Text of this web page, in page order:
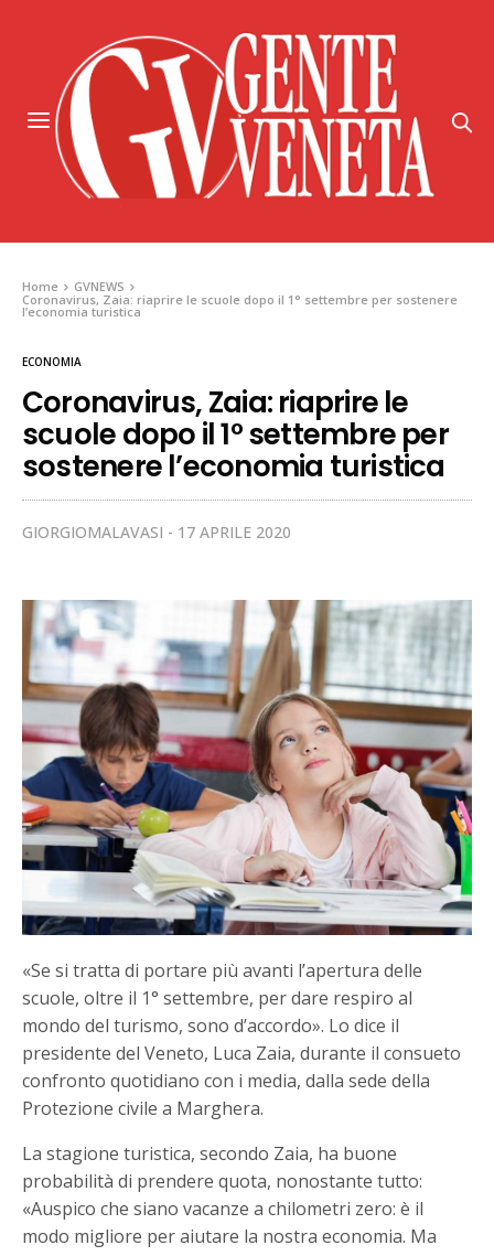
Home
GVNEWS
Coronavirus, Zaia: riaprire le scuole dopo il 1° settembre per sostenere
l’economia turistica
ECONOMIA
Coronavirus, Zaia: riaprire le
scuole dopo il 1° settembre per
sostenere l’economia turistica
GIORGIOMALAVASI 17 APRILE 2020
«Se si tratta di portare più avanti l’apertura delle
scuole, oltre il 1° settembre, per dare respiro al
mondo del turismo, sono d’accordo». Lo dice il
presidente del Veneto, Luca Zaia, durante il consueto
confronto quotidiano con i media, dalla sede della
Protezione civile a Marghera.
La stagione turistica, secondo Zaia, ha buone
probabilità di prendere quota, nonostante tutto:
«Auspico che siano vacanze a chilometri zero: è il
modo migliore per aiutare la nostra economia. Ma